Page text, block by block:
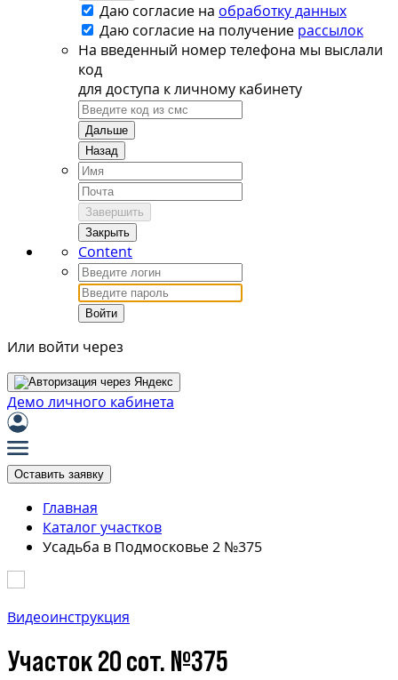
Даю согласие на обработку данных
Даю согласие на получение рассылок
На введенный номер телефона мы выслали
код
для доступа к личному кабинету
Дальше
Назад
Завершить
Закрыть
Content
Войти
Или войти через
Демо личного кабинета
Оставить заявку
Главная
Каталог участков
Усадьба в Подмосковье 2 №375
Видеоинструкция
Участок 20 сот. №375